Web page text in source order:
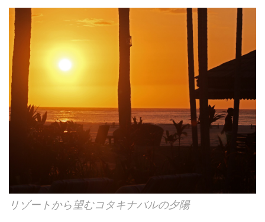
リゾートから望むコタキナバルの夕陽